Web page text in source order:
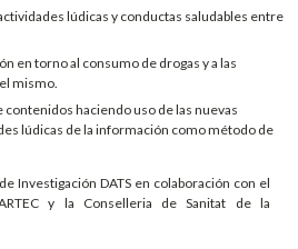
lúdicas y conductas saludables entre
en torno al consumo de drogas y a las
mismo.
haciendo uso de las nuevas
lúdicas de la información como método de
Investigación DATS en colaboración con el
y la Conselleria de Sanitat de la